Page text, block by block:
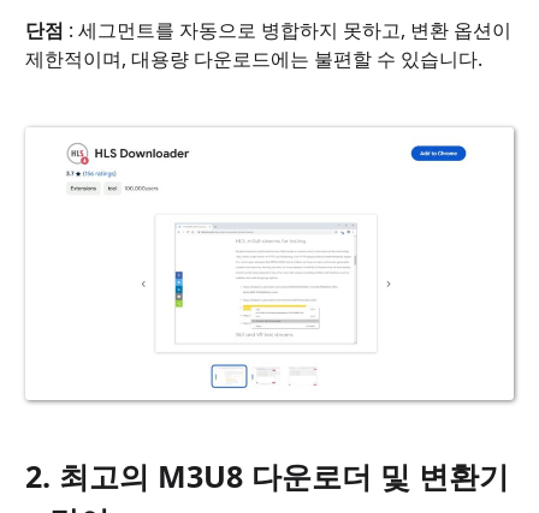
단점 : 세그먼트를 자동으로 병합하지 못하고, 변환 옵션이
제한적이며, 대용량 다운로드에는 불편할 수 있습니다.
2. 최고의 M3U8 다운로더 및 변환기